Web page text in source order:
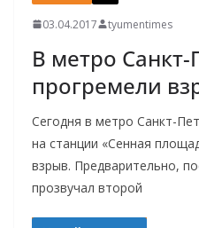
03.04.2017 tyumentimes
В метро Санкт-
прогремели
Сегодня в метро Санкт-
на станции «Сенная
взрыв. Предварительно,
прозвучал второй